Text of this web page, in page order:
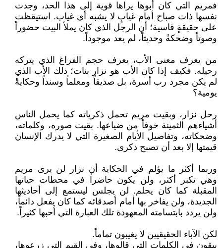
فمريم التي كان أبوها يراها قوية إلى هذا الحد، وجدت
نفسها ذات صباح أمام غيابٍ لا يشبه أي غياب. استيقظت
على حقيقةٍ قاسية؛ أن الرجل الذي كان يملأ البيت حضوراً
وصوتاً وضحكةً وحديثاً، لم يعد موجوداً.
من يعرف معنى الأب، يعرف حجم الفراغ الذي يتركه
رحيله. فكيف إذا كان الأب هو نزار بنات؛ ذلك الأب الذي
لم يكن مجرد رب أسرة، بل صديقاً ومعلماً وسنداً وحكايةً
يومية؟
رحل نزار، وبقيت مريم تحمل ذكرياته كما يحمل الناس
أشياءهم الثمينة خوفاً من ضياعها. بقيت صوره، وكلماته،
وضحكاته، وتفاصيل الأيام الصغيرة التي لا يدرك الإنسان
قيمتها إلا بعد أن تصبح ذكرى.
وربما أكثر ما يؤلم في الحكاية أن نزار لن يرى مريم
وهي تكبر أكثر، ولن يكون حاضراً في محطات حياتها
المقبلة كما كان يحلم. لن يجلس ليستمع إلى أحاديثها
الجديدة، ولن يفاخر بها أمام أصدقائه كما كان يفعل دائماً،
ولن يردد بابتسامته المعهودة تلك العبارة التي أحبها كثيراً.
لكن الآباء الحقيقيين لا يغيبون تماماً.
يبقون في الكلمات التي قالوها، وفي القيم التي زرعوها،